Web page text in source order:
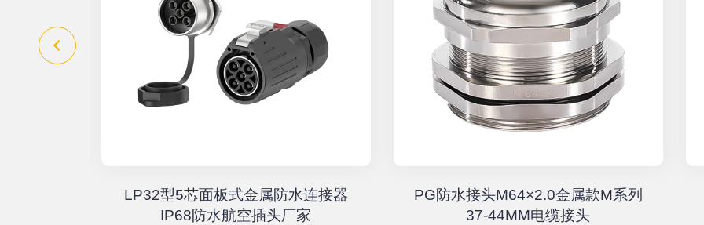
LP32型5芯面板式金属防水连接器
IP68防水航空插头厂家
PG防水接头M64×2.0金属款M系列
37-44MM电缆接头